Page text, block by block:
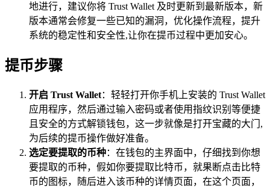
地进行，建议你将 Trust Wallet 及时更新到最新版本，新
版本通常会修复一些已知的漏洞，优化操作流程，提升
系统的稳定性和安全性,让你在提币过程中更加安心。
提币步骤
开启 Trust Wallet：轻轻打开你手机上安装的 Trust Wallet
应用程序，然后通过输入密码或者使用指纹识别等便捷
且安全的方式解锁钱包，这一步就像是打开宝藏的大门,
为后续的提币操作做好准备。
选定要提取的币种：在钱包的主界面中，仔细找到你想
要提取的币种，假如你要提取比特币，就果断点击比特
币的图标，随后进入该币种的详情页面，在这个页面，